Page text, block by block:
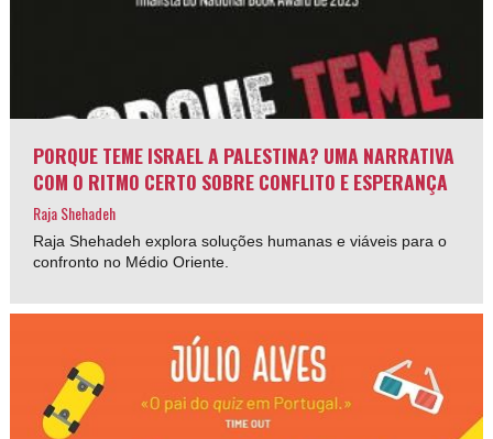
PORQUE TEME ISRAEL A PALESTINA? UMA NARRATIVA
COM O RITMO CERTO SOBRE CONFLITO E ESPERANÇA
Raja Shehadeh
Raja Shehadeh explora soluções humanas e viáveis para o
confronto no Médio Oriente.